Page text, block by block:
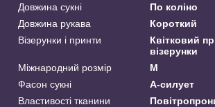
Довжина сукні
По коліно
Довжина рукава
Короткий
Візерунки і принти
Квітковий
візерунки
Міжнародний розмір
M
Фасон сукні
А-силует
Властивості тканини